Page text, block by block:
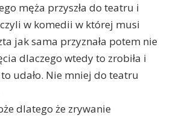
męża przyszła do teatru i
w komedii w której musi
jak sama przyznała potem nie
dlaczego wtedy to zrobiła i
udało. Nie mniej do teatru
dlatego że zrywanie